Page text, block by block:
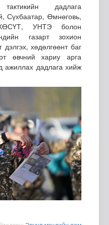
дадлага
Сүхбаатар, Өмнөговь,
УНТЭ болон
газарт зохион
хөдөлгөөнт баг
өвчний хариу арга
ажиллах дадлага хийж